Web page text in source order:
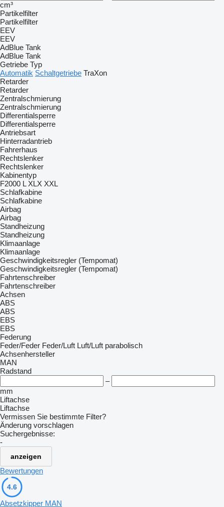
cm³
Partikelfilter
Partikelfilter
EEV
EEV
AdBlue Tank
AdBlue Tank
Getriebe Typ
Automatik Schaltgetriebe TraXon
Retarder
Retarder
Zentralschmierung
Zentralschmierung
Differentialsperre
Differentialsperre
Antriebsart
Hinterradantrieb
Fahrerhaus
Rechtslenker
Rechtslenker
Kabinentyp
F2000 L XLX XXL
Schlafkabine
Schlafkabine
Airbag
Airbag
Standheizung
Standheizung
Klimaanlage
Klimaanlage
Geschwindigkeitsregler (Tempomat)
Geschwindigkeitsregler (Tempomat)
Fahrtenschreiber
Fahrtenschreiber
Achsen
ABS
ABS
EBS
EBS
Federung
Feder/Feder Feder/Luft Luft/Luft parabolisch
Achsenhersteller
MAN
Radstand
–
mm
Liftachse
Liftachse
Vermissen Sie bestimmte Filter?
Änderung vorschlagen
Suchergebnisse:
-
anzeigen
Bewertungen
4.6
Absetzkipper MAN